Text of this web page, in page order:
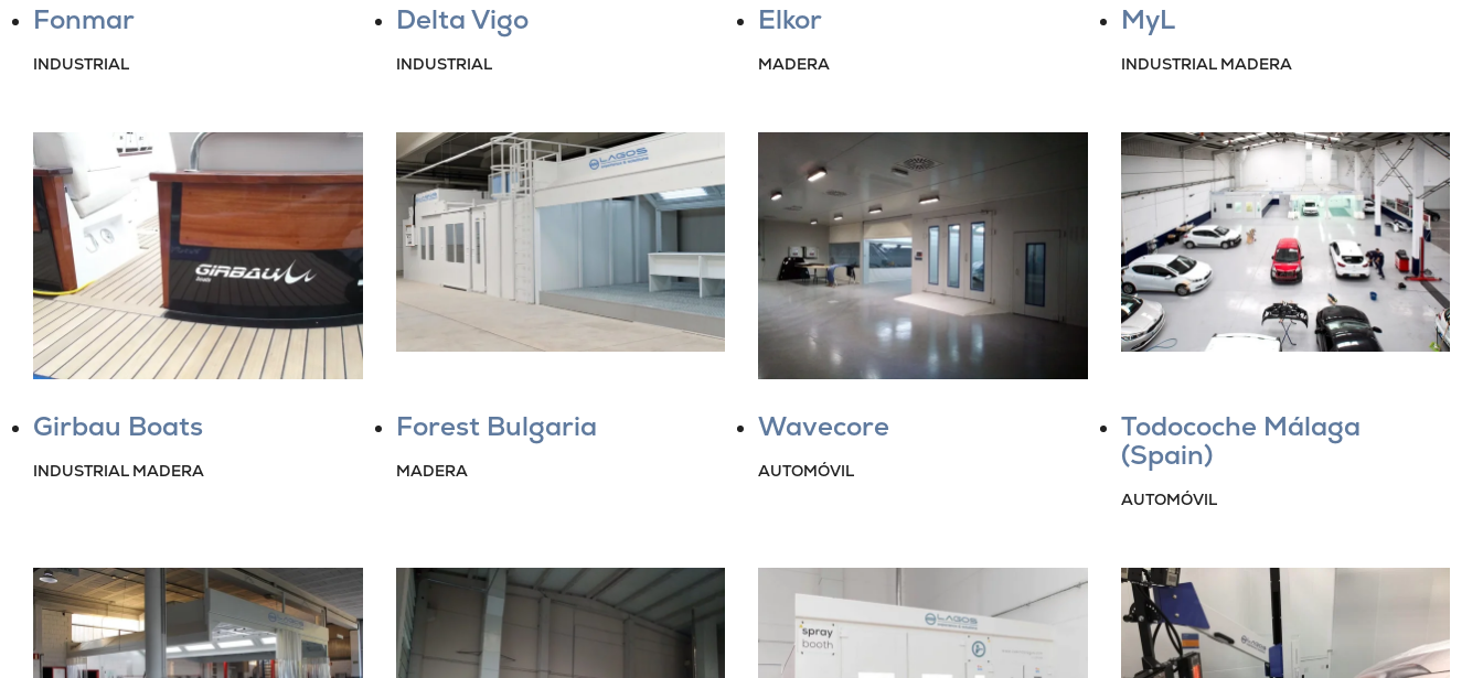
Fonmar
INDUSTRIAL
Delta Vigo
INDUSTRIAL
Elkor
MADERA
MyL
INDUSTRIAL MADERA
Girbau Boats
INDUSTRIAL MADERA
Forest Bulgaria
MADERA
Wavecore
AUTOMÓVIL
Todocoche Málaga
(Spain)
AUTOMÓVIL